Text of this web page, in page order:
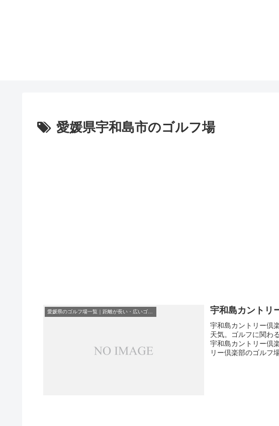
愛媛県宇和島市のゴルフ場
宇和島カントリ
宇和島カントリー倶
天気。ゴルフに関わ
宇和島カントリー倶
リー倶楽部のゴルフ